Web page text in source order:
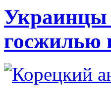
Украинцы
госжилью